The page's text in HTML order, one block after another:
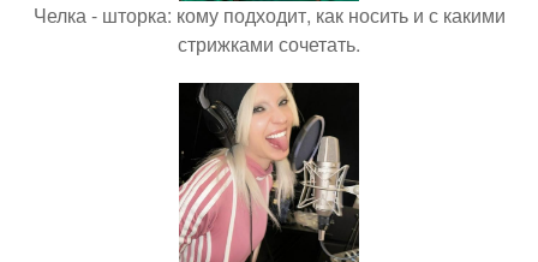
Челка - шторка: кому подходит, как носить и с какими
стрижками сочетать.